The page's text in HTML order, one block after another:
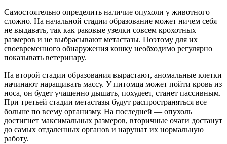
Самостоятельно определить наличие опухоли у животного
сложно. На начальной стадии образование может ничем себя
не выдавать, так как раковые узелки совсем крохотных
размеров и не выбрасывают метастазы. Поэтому для их
своевременного обнаружения кошку необходимо регулярно
показывать ветеринару.
На второй стадии образования вырастают, аномальные клетки
начинают наращивать массу. У питомца может пойти кровь из
носа, он будет учащенно дышать, похудеет, станет пассивным.
При третьей стадии метастазы будут распространяться все
больше по всему организму. На последней — опухоль
достигнет максимальных размеров, вторичные очаги достанут
до самых отдаленных органов и нарушат их нормальную
работу.